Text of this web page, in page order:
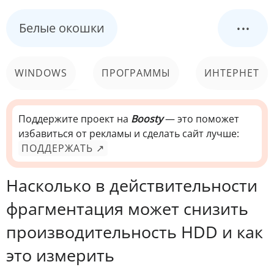
Белые окошки ...
WINDOWS ПРОГРАММЫ ИНТЕРНЕТ
КОМПЬЮТЕР
СИСТЕМА
Поддержите проект на Boosty— это поможет
избавиться от рекламы и сделать сайт лучше:
ПОДДЕРЖАТЬ ↗
Насколько в действительности
фрагментация может снизить
производительность HDD и как
это измерить